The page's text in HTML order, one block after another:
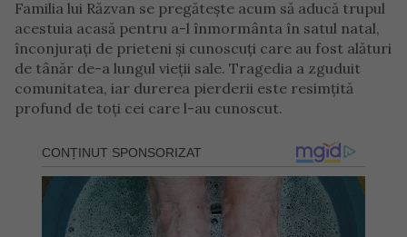
Familia lui Răzvan se pregătește acum să aducă trupul
acestuia acasă pentru a-l înmormânta în satul natal,
înconjurați de prieteni și cunoscuți care au fost alături
de tânăr de-a lungul vieții sale. Tragedia a zguduit
comunitatea, iar durerea pierderii este resimțită
profund de toți cei care l-au cunoscut.